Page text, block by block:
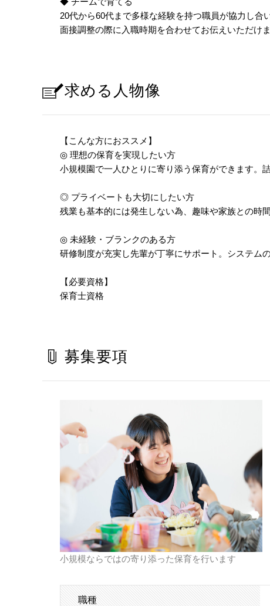
20代から60代まで多様な経験を持つ職員が協力し合
面接調整の際に入職時期を合わせてお伝えいただけ
求める人物像
【こんな方におススメ】
◎ 理想の保育を実現したい方
小規模園で一人ひとりに寄り添う保育ができます。
◎ プライベートも大切にしたい方
残業も基本的には発生しない為、趣味や家族との時
◎ 未経験・ブランクのある方
研修制度が充実し先輩が丁寧にサポート。システム
【必要資格】
保育士資格
募集要項
小規模ならではの寄り添った保育を行います
職種